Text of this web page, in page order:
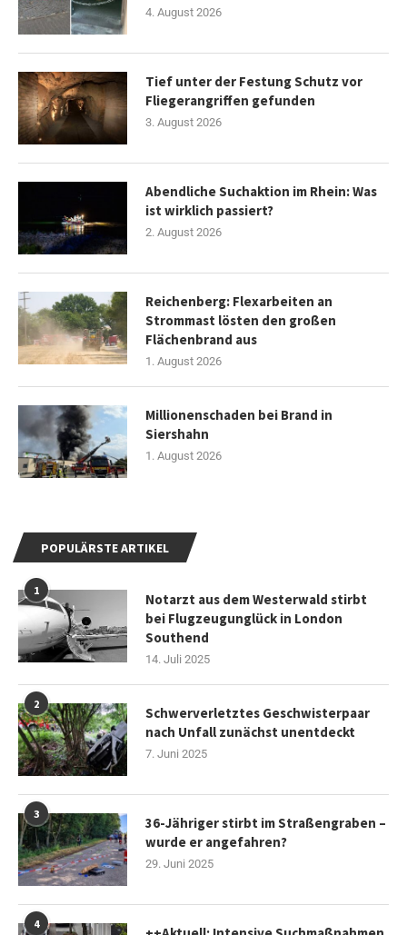
4. August 2026
Tief unter der Festung Schutz vor
Fliegerangriffen gefunden
3. August 2026
Abendliche Suchaktion im Rhein: Was
ist wirklich passiert?
2. August 2026
Reichenberg: Flexarbeiten an
Strommast lösten den großen
Flächenbrand aus
1. August 2026
Millionenschaden bei Brand in
Siershahn
1. August 2026
POPULÄRSTE ARTIKEL
1
Notarzt aus dem Westerwald stirbt
bei Flugzeugunglück in London
Southend
14. Juli 2025
2
Schwerverletztes Geschwisterpaar
nach Unfall zunächst unentdeckt
7. Juni 2025
3
36-Jähriger stirbt im Straßengraben –
wurde er angefahren?
29. Juni 2025
4